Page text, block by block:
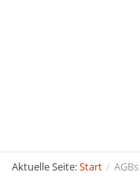
Aktuelle Seite:Start / AGBs